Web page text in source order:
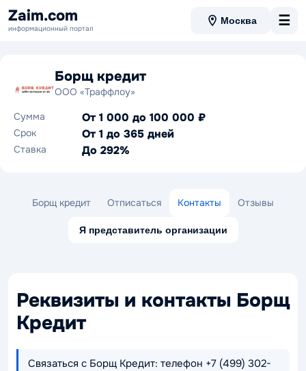
Zaim.com
информационный портал
Москва ☰
Борщ кредит
ООО «Траффлоу»
Сумма
От 1 000 до 100 000 ₽
Срок От 1 до 365 дней
Ставка До 292%
Борщ кредит Отписаться Контакты Отзывы
Я представитель организации
Реквизиты и контакты Борщ
Кредит
Связаться с Борщ Кредит: телефон +7 (499) 302-